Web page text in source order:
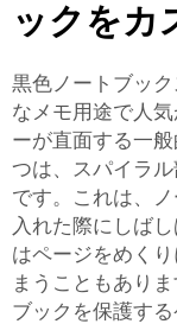
ックをカ
黒色ノートブッ
なメモ用途で人
ーが直面する一
つは、スパイラ
です。これは、
入れた際にしば
はページをめく
まうこともあり
ブックを保護す